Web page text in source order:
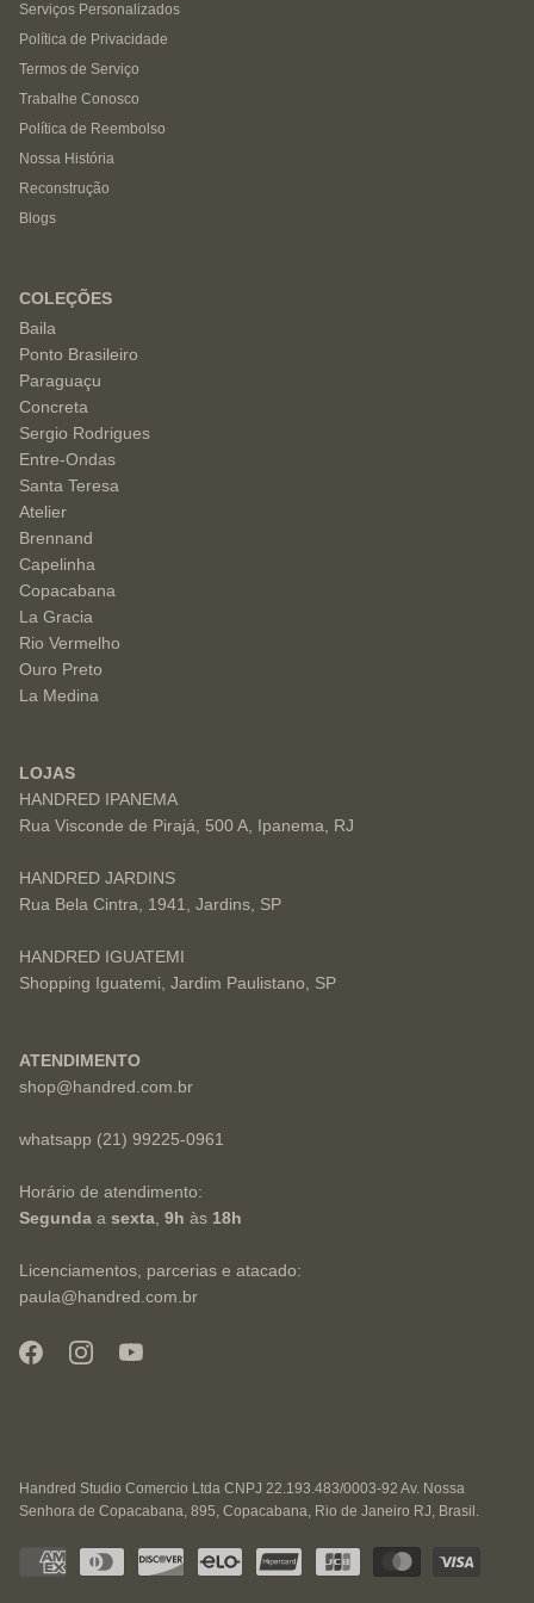
Serviços Personalizados
Política de Privacidade
Termos de Serviço
Trabalhe Conosco
Política de Reembolso
Nossa História
Reconstrução
Blogs
COLEÇÕES
Baila
Ponto Brasileiro
Paraguaçu
Concreta
Sergio Rodrigues
Entre-Ondas
Santa Teresa
Atelier
Brennand
Capelinha
Copacabana
La Gracia
Rio Vermelho
Ouro Preto
La Medina
LOJAS
HANDRED IPANEMA
Rua Visconde de Pirajá, 500 A, Ipanema, RJ
HANDRED JARDINS
Rua Bela Cintra, 1941, Jardins, SP
HANDRED IGUATEMI
Shopping Iguatemi, Jardim Paulistano, SP
ATENDIMENTO
shop@handred.com.br
whatsapp (21) 99225-0961
Horário de atendimento:
Segunda a sexta, 9h às 18h
Licenciamentos, parcerias e atacado:
paula@handred.com.br
Handred Studio Comercio Ltda CNPJ 22.193.483/0003-92 Av. Nossa
Senhora de Copacabana, 895, Copacabana, Rio de Janeiro RJ, Brasil.